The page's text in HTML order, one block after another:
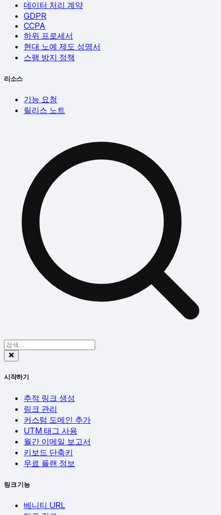
데이터 처리 계약
GDPR
CCPA
하위 프로세서
현대 노예 제도 성명서
스팸 방지 정책
리소스
기능 요청
릴리스 노트
시작하기
추적 링크 생성
링크 관리
커스텀 도메인 추가
UTM 태그 사용
월간 이메일 보고서
키보드 단축키
무료 플랜 정보
링크 기능
베니티 URL